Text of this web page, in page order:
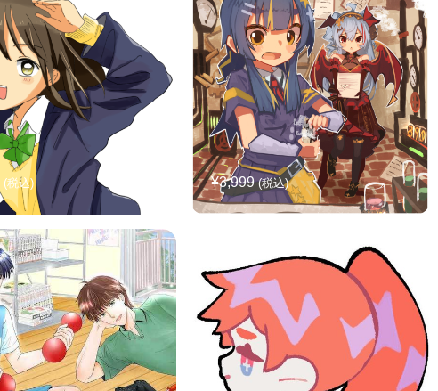
(税込) ¥3,999(税込)